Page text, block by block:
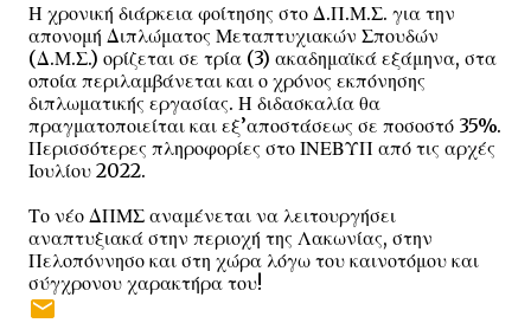
Η χρονική διάρκεια φοίτησης στο Δ.Π.Μ.Σ. για την
απονομή Διπλώματος Μεταπτυχιακών Σπουδών
(Δ.Μ.Σ.) ορίζεται σε τρία (3) ακαδημαϊκά εξάμηνα, στα
οποία περιλαμβάνεται και ο χρόνος εκπόνησης
διπλωματικής εργασίας. Η διδασκαλία θα
πραγματοποιείται και εξ’αποστάσεως σε ποσοστό 35%.
Περισσότερες πληροφορίες στο ΙΝΕΒΥΠ από τις αρχές
Ιουλίου 2022.
Το νέο ΔΠΜΣ αναμένεται να λειτουργήσει
αναπτυξιακά στην περιοχή της Λακωνίας, στην
Πελοπόννησο και στη χώρα λόγω του καινοτόμου και
σύγχρονου χαρακτήρα του!